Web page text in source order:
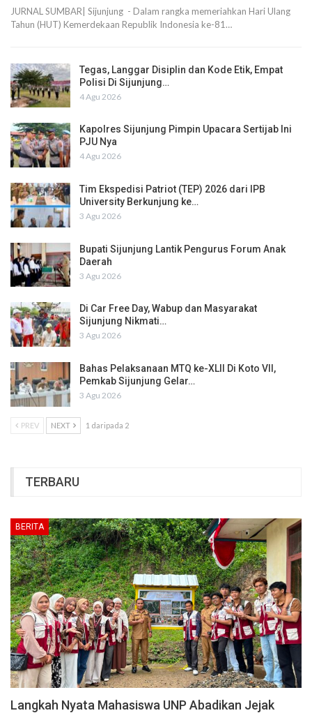
JURNAL SUMBAR| Sijunjung - Dalam rangka memeriahkan Hari Ulang
Tahun (HUT) Kemerdekaan Republik Indonesia ke-81…
Tegas, Langgar Disiplin dan Kode Etik, Empat
Polisi Di Sijunjung…
4 Agu 2026
Kapolres Sijunjung Pimpin Upacara Sertijab Ini
PJU Nya
4 Agu 2026
Tim Ekspedisi Patriot (TEP) 2026 dari IPB
University Berkunjung ke…
3 Agu 2026
Bupati Sijunjung Lantik Pengurus Forum Anak
Daerah
3 Agu 2026
Di Car Free Day, Wabup dan Masyarakat
Sijunjung Nikmati…
3 Agu 2026
Bahas Pelaksanaan MTQ ke-XLII Di Koto VII,
Pemkab Sijunjung Gelar…
3 Agu 2026
PREV NEXT 1 daripada 2
TERBARU
BERITA
Langkah Nyata Mahasiswa UNP Abadikan Jejak